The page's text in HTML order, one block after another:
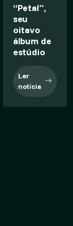
“Petal”,
seu
oitavo
álbum de
estúdio
Ler
notícia